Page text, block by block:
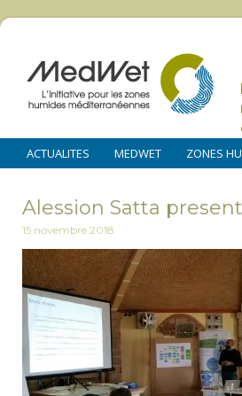
ACTUALITES MEDWET ZONES
Alession Satta
15 novembre 2018